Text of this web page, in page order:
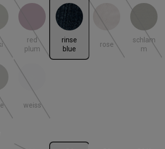
Option ist zurzeit nicht verfügbar.)
red
plum
red plum
(Diese Option ist zurzeit nicht verfügbar.)
rinse
blue
rinse blue
rose
rose
(Diese Option ist
schlam
m
schlamm
(Diese
Option ist zurzeit nicht verfügbar.)
weiss
weiss
(Diese Option ist zurzeit nicht verfügbar.)